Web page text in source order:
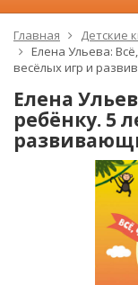
Главная Детские
Елена Ульева:
весёлых игр и
Елена
ребёнку. 5